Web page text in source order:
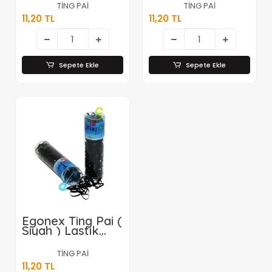
TİNG PAİ
11,20 TL
Sepete Ekle
TİNG PAİ
11,20 TL
Sepete Ekle
Egonex Ting Pai (
Siyah ) Lastik
Toka Perma /
Cimcime*12x100
TİNG PAİ
11,20 TL